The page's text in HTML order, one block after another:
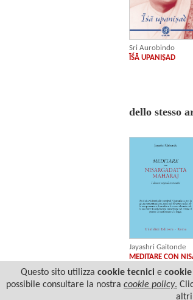
Sri Aurobindo
ĪŚĀ UPANIṢAD
dello stesso
Jayashri Gaitonde
MEDITARE CON
MAHARAJ
Questo sito utilizza cookie tecnicie
possibile consultare la nostra cookie policy.
altri